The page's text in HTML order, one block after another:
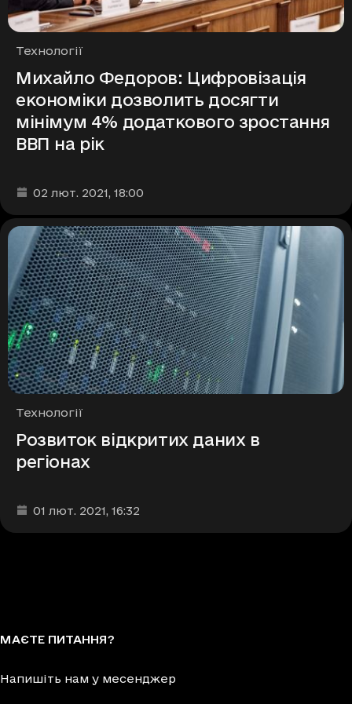
Рубрики
Технології
Михайло Федоров: Цифровізація
економіки дозволить досягти
мінімум 4% додаткового зростання
ВВП на рік
Дата та час публікації
02 лют. 2021, 18:00
Рубрики
Технології
Розвиток відкритих даних в
регіонах
Дата та час публікації
01 лют. 2021, 16:32
МАЄТЕ ПИТАННЯ?
Напишіть нам у месенджер